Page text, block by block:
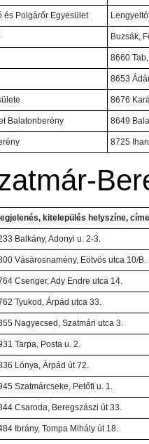
és Polgárőr Egyesület
Buzsák,
8660
8653
8676
Balatonberény 8649
8725
kitelepülés helyszíne, címe
Balkány, Adonyi u. 2-3.
Vásárosnamény, Eötvös utca 10/B.
Csenger, Ady Endre utca 14.
Tyukod, Árpád utca 33.
Nagyecsed, Szatmári utca 3.
Tarpa, Posta u. 2.
Lónya, Árpád út 72.
Szatmárcseke, Petőfi u. 1.
Csaroda, Beregszászi út 33.
Ibrány, Tompa Mihály út 18.